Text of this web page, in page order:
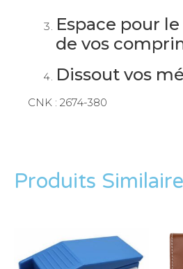
Espace pour
de vos
Dissout vos
CNK : 2674-380
Produits